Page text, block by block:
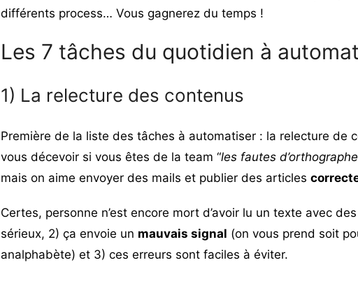
différents process… Vous gagnerez du temps !
Les 7 tâches du quotidien à
1) La relecture des contenus
Première de la liste des tâches à automatiser : la relecture de
vous décevoir si vous êtes de la team “les fautes
mais on aime envoyer des mails et publier des articles
Certes, personne n’est encore mort d’avoir lu un texte avec
sérieux, 2) ça envoie un mauvais signal (on vous prend soit
analphabète) et 3) ces erreurs sont faciles à éviter.